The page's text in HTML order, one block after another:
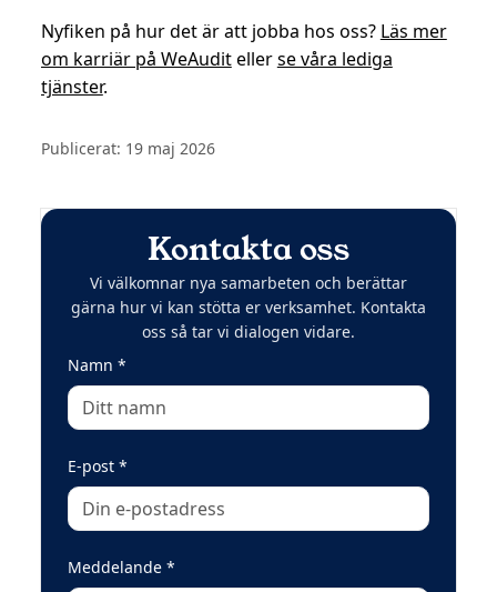
Nyfiken på hur det är att jobba hos oss? Läs mer
om karriär på WeAuditellerse våra lediga
tjänster.
Publicerat: 19 maj 2026
Kontakta oss
Vi välkomnar nya samarbeten och berättar
gärna hur vi kan stötta er verksamhet. Kontakta
oss så tar vi dialogen vidare.
Namn *(obligatoriskt)
E-post *(obligatoriskt)
Meddelande *(obligatoriskt)